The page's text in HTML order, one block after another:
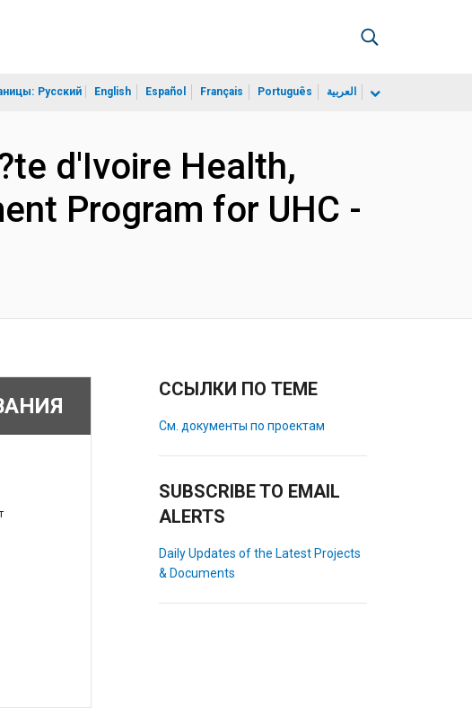
Русский English Español Français Português العربية
d'Ivoire Health,
Program for UHC -
ССЫЛКИ ПО ТЕМЕ
См. документы по проектам
SUBSCRIBE TO EMAIL
ALERTS
Daily Updates of the Latest Projects
& Documents